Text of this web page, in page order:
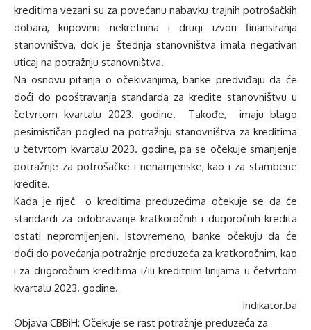
kreditima vezani su za povećanu nabavku trajnih potrošačkih
dobara, kupovinu nekretnina i drugi izvori finansiranja
stanovništva, dok je štednja stanovništva imala negativan
uticaj na potražnju stanovništva.
Na osnovu pitanja o očekivanjima, banke predviđaju da će
doći do pooštravanja standarda za kredite stanovništvu u
četvrtom kvartalu 2023. godine. Takođe, imaju blago
pesimističan pogled na potražnju stanovništva za kreditima
u četvrtom kvartalu 2023. godine, pa se očekuje smanjenje
potražnje za potrošačke i nenamjenske, kao i za stambene
kredite.
Kada je riječ o kreditima preduzećima očekuje se da će
standardi za odobravanje kratkoročnih i dugoročnih kredita
ostati nepromijenjeni. Istovremeno, banke očekuju da će
doći do povećanja potražnje preduzeća za kratkoročnim, kao
i za dugoročnim kreditima i/ili kreditnim linijama u četvrtom
kvartalu 2023. godine.
Indikator.ba
Objava CBBiH: Očekuje se rast potražnje preduzeća za